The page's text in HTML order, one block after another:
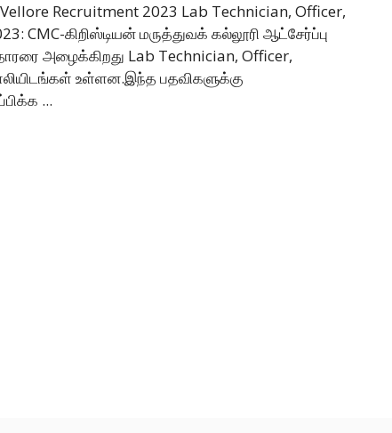
Recruitment 2023 Lab Technician, Officer,
CMC-கிறிஸ்டியன் மருத்துவக் கல்லூரி ஆட்சேர்ப்பு
அழைக்கிறது Lab Technician, Officer,
உள்ளன.இந்த பதவிகளுக்கு
...